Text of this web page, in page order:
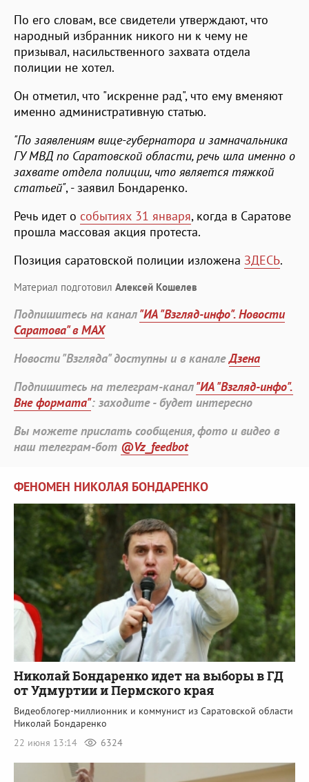
По его словам, все свидетели утверждают, что
народный избранник никого ни к чему не
призывал, насильственного захвата отдела
полиции не хотел.
Он отметил, что "искренне рад", что ему вменяют
именно административную статью.
"По заявлениям вице-губернатора и замначальника
ГУ МВД по Саратовской области, речь шла именно о
захвате отдела полиции, что является тяжкой
статьей", - заявил Бондаренко.
Речь идет о событиях 31 января, когда в Саратове
прошла массовая акция протеста.
Позиция саратовской полиции изложена ЗДЕСЬ.
Материал подготовил Алексей Кошелев
Подпишитесь на канал"ИА "Взгляд-инфо". Новости
Саратова" в MAX
Новости "Взгляда" доступны и в каналеДзена
Подпишитесь на телеграм-канал"ИА "Взгляд-инфо".
Вне формата": заходите - будет интересно
Вы можете прислать сообщения, фото и видео в
наш телеграм-бот @Vz_feedbot
ФЕНОМЕН НИКОЛАЯ БОНДАРЕНКО
Николай Бондаренко идет на выборы в ГД
от Удмуртии и Пермского края
Видеоблогер-миллионник и коммунист из Саратовской области
Николай Бондаренко
22 июня 13:14
6324